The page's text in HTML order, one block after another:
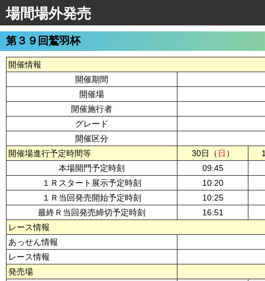
場間場外発売
第３９回鷲羽杯
開催情報
開催期間
開催場
開催施行者
グレード
開催区分
開催場進行予定時間等
30日（ 日 ）
本場開門予定時刻
09:45
１Ｒスタート展示予定時刻
10:20
１Ｒ当回発売開始予定時刻
10:25
最終Ｒ当回発売締切予定時刻
16:51
レース情報
あっせん情報
レース情報
発売場